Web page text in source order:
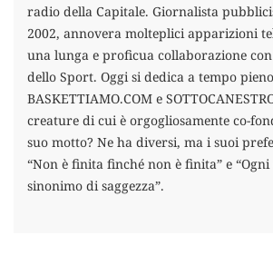
radio della Capitale. Giornalista
2002, annovera molteplici apparizioni
una lunga e proficua collaborazione
dello Sport. Oggi si dedica a tempo
BASKETTIAMO.COM e
creature di cui è orgogliosamente co-
suo motto? Ne ha diversi, ma i suoi
“Non è finita finché non è finita” e
sinonimo di saggezza”.